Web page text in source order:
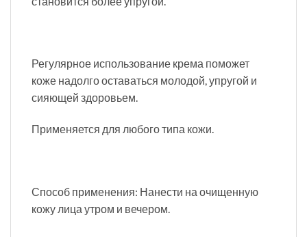
Регулярное использование крема поможет
коже надолго оставаться молодой, упругой и
сияющей здоровьем.
Применяется для любого типа кожи.
Способ применения: Нанести на очищенную
кожу лица утром и вечером.